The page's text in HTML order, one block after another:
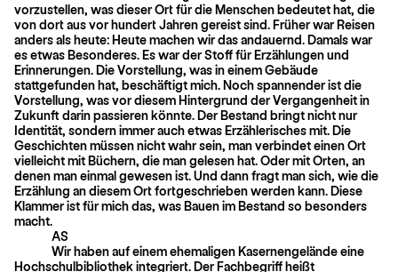
vorzustellen, was dieser Ort für die Menschen bedeutet hat, die
von dort aus vor hundert Jahren gereist sind. Früher war Reisen
anders als heute: Heute machen wir das andauernd. Damals war
es etwas Besonderes. Es war der Stoff für Erzählungen und
Erinnerungen. Die Vorstellung, was in einem Gebäude
stattgefunden hat, beschäftigt mich. Noch spannender ist die
Vorstellung, was vor diesem Hintergrund der Vergangenheit in
Zukunft darin passieren könnte. Der Bestand bringt nicht nur
Identität, sondern immer auch etwas Erzählerisches mit. Die
Geschichten müssen nicht wahr sein, man verbindet einen Ort
vielleicht mit Büchern, die man gelesen hat. Oder mit Orten, an
denen man einmal gewesen ist. Und dann fragt man sich, wie die
Erzählung an diesem Ort fortgeschrieben werden kann. Diese
Klammer ist für mich das, was Bauen im Bestand so besonders
macht.
AS
Wir haben auf einem ehemaligen Kasernengelände eine
Hochschulbibliothek integriert. Der Fachbegriff heißt